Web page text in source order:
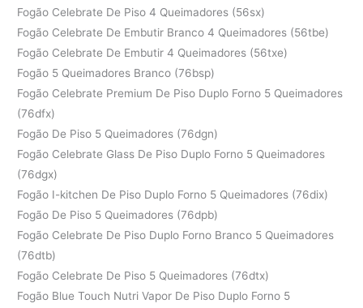
Fogão Celebrate De Piso 4 Queimadores (56sx)
Fogão Celebrate De Embutir Branco 4 Queimadores (56tbe)
Fogão Celebrate De Embutir 4 Queimadores (56txe)
Fogão 5 Queimadores Branco (76bsp)
Fogão Celebrate Premium De Piso Duplo Forno 5 Queimadores
(76dfx)
Fogão De Piso 5 Queimadores (76dgn)
Fogão Celebrate Glass De Piso Duplo Forno 5 Queimadores
(76dgx)
Fogão I-kitchen De Piso Duplo Forno 5 Queimadores (76dix)
Fogão De Piso 5 Queimadores (76dpb)
Fogão Celebrate De Piso Duplo Forno Branco 5 Queimadores
(76dtb)
Fogão Celebrate De Piso 5 Queimadores (76dtx)
Fogão Blue Touch Nutri Vapor De Piso Duplo Forno 5